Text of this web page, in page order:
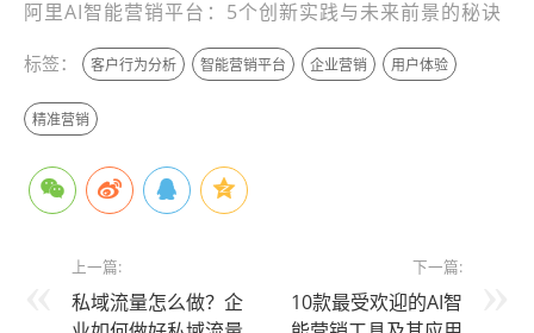
阿里AI智能营销平台：5个创新实践与未来前景的秘诀
标签： 客户行为分析 智能营销平台 企业营销 用户体验
精准营销
上一篇:
私域流量怎么做？企
下一篇:
10款最受欢迎的AI智